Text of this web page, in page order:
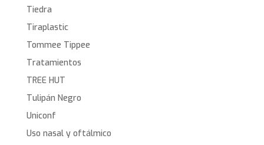
Tiedra
Tiraplastic
Tommee Tippee
Tratamientos
TREE HUT
Tulipán Negro
Uniconf
Uso nasal y oftálmico